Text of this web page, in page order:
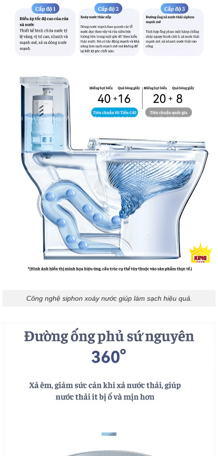
Công nghệ siphon xoáy nước giúp làm sạch hiệu quả.